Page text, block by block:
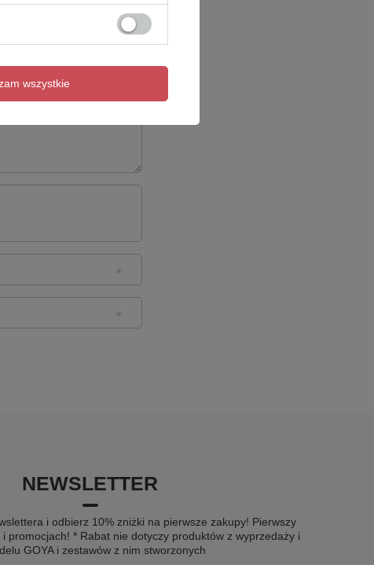
NEWSLETTER
i odbierz 10% zniżki na pierwsze zakupy! Pierwszy
promocjach! * Rabat nie dotyczy produktów z wyprzedaży i
GOYA i zestawów z nim stworzonych
wszystkie